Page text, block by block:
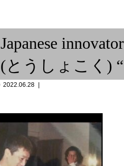
インプット・アウトプット①
ベースラインって？〜アンサン
ブルの中の小宇宙【その１...
Japanese
(とうしょこく)
2022.06.28